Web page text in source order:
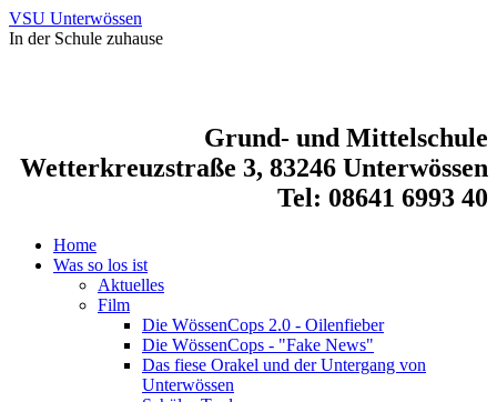
VSU Unterwössen
In der Schule zuhause
Grund- und Mittelschule
Wetterkreuzstraße 3, 83246 Unterwössen
Tel: 08641 6993 40
Home
Was so los ist
Aktuelles
Film
Die WössenCops 2.0 - Oilenfieber
Die WössenCops - "Fake News"
Das fiese Orakel und der Untergang von
Unterwössen